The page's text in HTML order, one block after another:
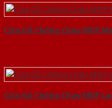
Cửa Gỗ Chống Cháy MDF
Cửa Gỗ Chống Cháy MDF